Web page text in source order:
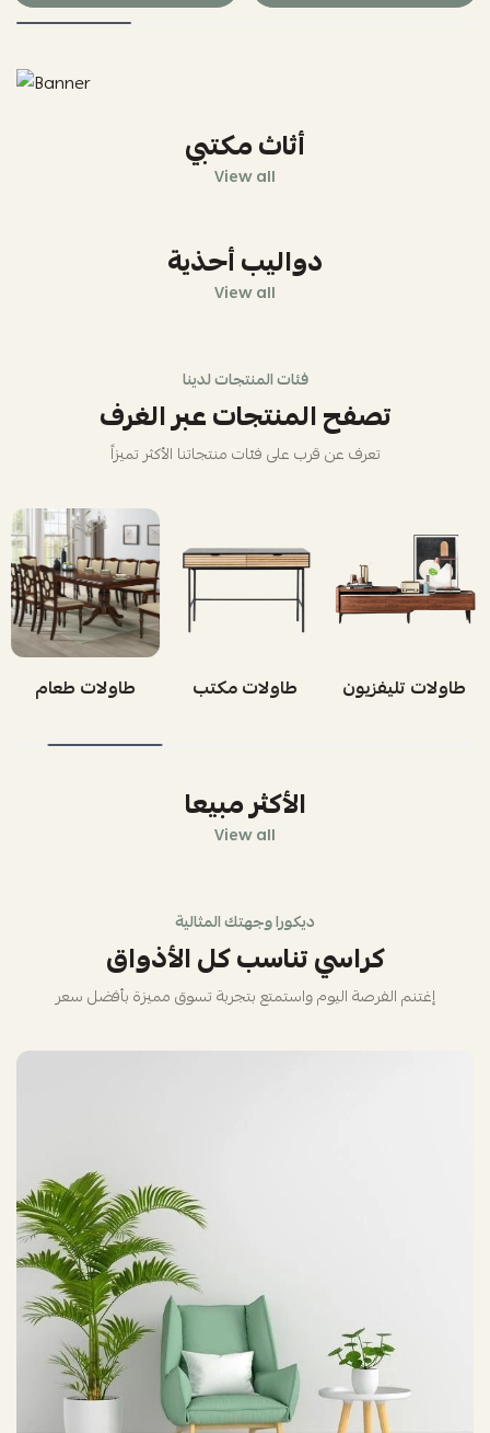
أثاث مكتبي
View all
دواليب أحذية
View all
فئات المنتجات لدينا
تصفح المنتجات عبر الغرف
تعرف عن قرب على فئات منتجاتنا الأكثر تميزاً
طاولات طعام طاولات مكتب طاولات تليفزيون
الأكثر مبيعا
View all
ديكورا وجهتك المثالية
كراسي تناسب كل الأذواق
إغتنم الفرصة اليوم واستمتع بتجربة تسوق مميزة بأفضل سعر